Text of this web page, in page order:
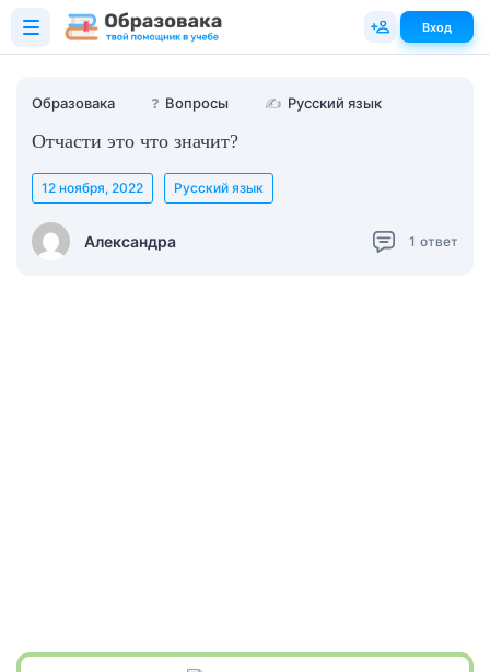
Образовака ❓ Вопросы ✍ Русский язык
Отчасти это что значит?
Александра
12 ноября, 2022 Русский язык
1 ответ
Вход